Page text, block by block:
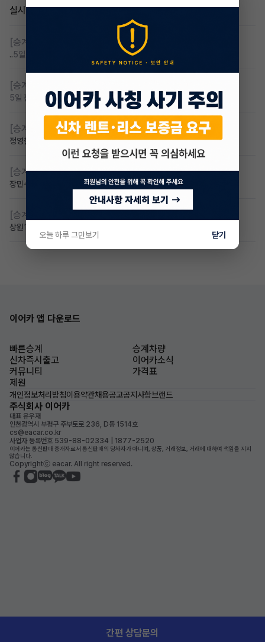
실시간 인기글
[승계찾아줘] 무심사 무보증 만21세 전기차 승계,2운전자
..5일 전
[승계찾아줘]
5일 전 조회 92 댓글 1
[승계찾아줘] 무심사 차량구해요
정영철 2일 전조회 62댓글 2
[승계찾아줘] 만 23세 무심사
장민수 댓글 1
[승계찾아줘]
상원1일 전
이어카 앱 다운로드
빠른승계
승계차량
신차즉시출고
이어카소식
커뮤니티
가격표
제원
개인정보처리방침이용약관채용공고공지사항브랜드
주식회사 이어카
대표 유우재
인천광역시 부평구 주부토로 236, D동 1514호
cs@eacar.co.kr
사업자 등록번호 539-88-02334 | 1877-2520
이어카는 통신판매 중개자로서 통신판매의 당사자가 아니며, 상품, 거래정보, 거래에 대하여 책임을 지지
않습니다.
Copyrightⓒ eacar. All right reserved.
간편 상담문의
오늘 하루 그만보기 닫기